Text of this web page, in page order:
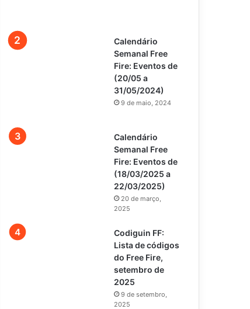
Calendário
Semanal Free
Fire: Eventos de
(20/05 a
31/05/2024)
9 de maio, 2024
Calendário
Semanal Free
Fire: Eventos de
(18/03/2025 a
22/03/2025)
20 de março,
2025
Codiguin FF:
Lista de códigos
do Free Fire,
setembro de
2025
9 de setembro,
2025